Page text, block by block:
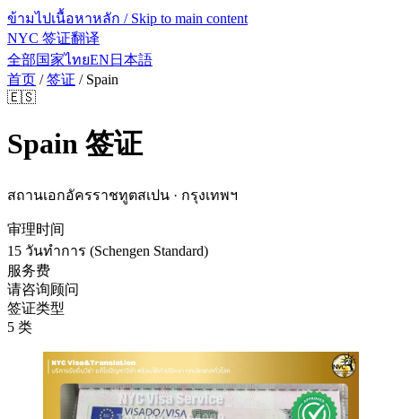
ข้ามไปเนื้อหาหลัก / Skip to main content
NYC 签证翻译
全部国家ไทยEN 日本語
首页 /签证 / Spain
🇪🇸
Spain 签证
สถานเอกอัครราชทูตสเปน · กรุงเทพฯ
审理时间
15 วันทำการ (Schengen Standard)
服务费
请咨询顾问
签证类型
5 类